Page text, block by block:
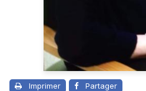
Imprimer Partager